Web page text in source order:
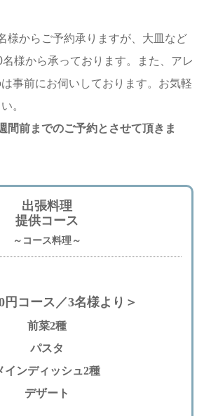
様からご予約承りますが、大皿など
様から承っております。また、アレ
事前にお伺いしております。お気軽
。
間前までのご予約とさせて頂きま
出張料理
提供コース
～コース料理～
円コース／3名様より＞
前菜2種
パスタ
インディッシュ2種
デザート